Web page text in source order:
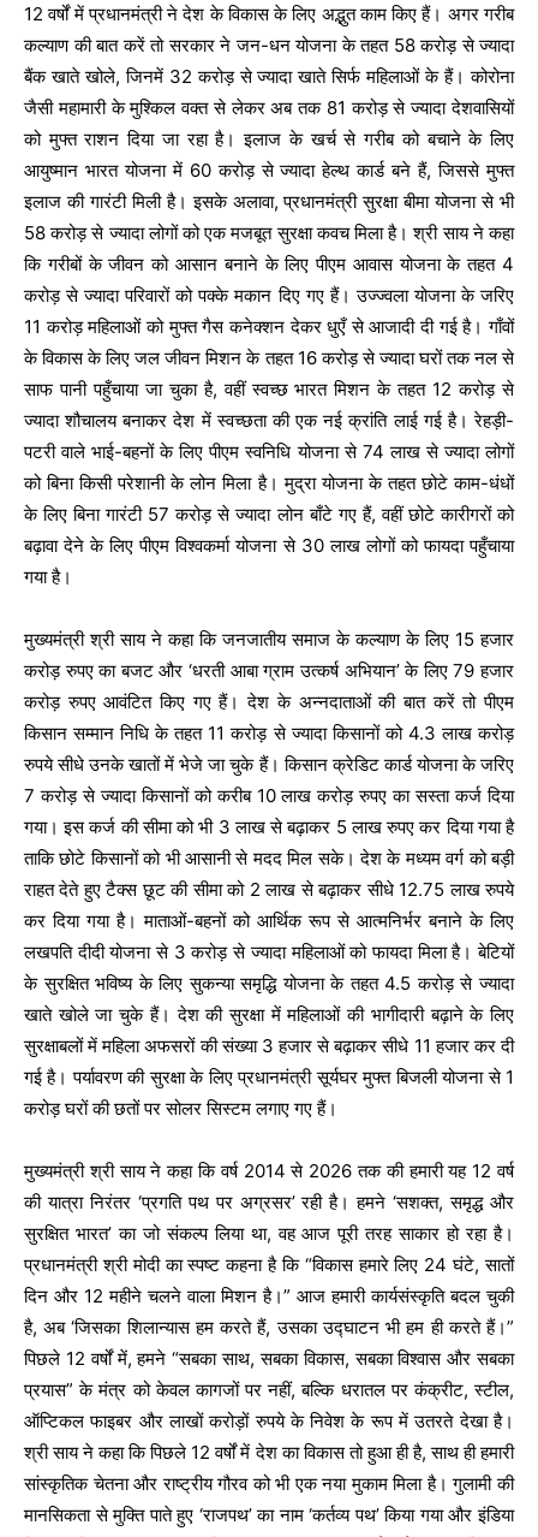
12 वर्षों में प्रधानमंत्री ने देश के विकास के लिए अद्भुत काम किए हैं। अगर गरीब
कल्याण की बात करें तो सरकार ने जन-धन योजना के तहत 58 करोड़ से ज्यादा
बैंक खाते खोले, जिनमें 32 करोड़ से ज्यादा खाते सिर्फ महिलाओं के हैं। कोरोना
जैसी महामारी के मुश्किल वक्त से लेकर अब तक 81 करोड़ से ज्यादा देशवासियों
को मुफ्त राशन दिया जा रहा है। इलाज के खर्च से गरीब को बचाने के लिए
आयुष्मान भारत योजना में 60 करोड़ से ज्यादा हेल्थ कार्ड बने हैं, जिससे मुफ्त
इलाज की गारंटी मिली है। इसके अलावा, प्रधानमंत्री सुरक्षा बीमा योजना से भी
58 करोड़ से ज्यादा लोगों को एक मजबूत सुरक्षा कवच मिला है। श्री साय ने कहा
कि गरीबों के जीवन को आसान बनाने के लिए पीएम आवास योजना के तहत 4
करोड़ से ज्यादा परिवारों को पक्के मकान दिए गए हैं। उज्ज्वला योजना के जरिए
11 करोड़ महिलाओं को मुफ्त गैस कनेक्शन देकर धुएँ से आजादी दी गई है। गाँवों
के विकास के लिए जल जीवन मिशन के तहत 16 करोड़ से ज्यादा घरों तक नल से
साफ पानी पहुँचाया जा चुका है, वहीं स्वच्छ भारत मिशन के तहत 12 करोड़ से
ज्यादा शौचालय बनाकर देश में स्वच्छता की एक नई क्रांति लाई गई है। रेहड़ी-
पटरी वाले भाई-बहनों के लिए पीएम स्वनिधि योजना से 74 लाख से ज्यादा लोगों
को बिना किसी परेशानी के लोन मिला है। मुद्रा योजना के तहत छोटे काम-धंधों
के लिए बिना गारंटी 57 करोड़ से ज्यादा लोन बाँटे गए हैं, वहीं छोटे कारीगरों को
बढ़ावा देने के लिए पीएम विश्वकर्मा योजना से 30 लाख लोगों को फायदा पहुँचाया
गया है।
मुख्यमंत्री श्री साय ने कहा कि जनजातीय समाज के कल्याण के लिए 15 हजार
करोड़ रुपए का बजट और ‘धरती आबा ग्राम उत्कर्ष अभियान’ के लिए 79 हजार
करोड़ रुपए आवंटित किए गए हैं। देश के अन्नदाताओं की बात करें तो पीएम
किसान सम्मान निधि के तहत 11 करोड़ से ज्यादा किसानों को 4.3 लाख करोड़
रुपये सीधे उनके खातों में भेजे जा चुके हैं। किसान क्रेडिट कार्ड योजना के जरिए
7 करोड़ से ज्यादा किसानों को करीब 10 लाख करोड़ रुपए का सस्ता कर्ज दिया
गया। इस कर्ज की सीमा को भी 3 लाख से बढ़ाकर 5 लाख रुपए कर दिया गया है
ताकि छोटे किसानों को भी आसानी से मदद मिल सके। देश के मध्यम वर्ग को बड़ी
राहत देते हुए टैक्स छूट की सीमा को 2 लाख से बढ़ाकर सीधे 12.75 लाख रुपये
कर दिया गया है। माताओं-बहनों को आर्थिक रूप से आत्मनिर्भर बनाने के लिए
लखपति दीदी योजना से 3 करोड़ से ज्यादा महिलाओं को फायदा मिला है। बेटियों
के सुरक्षित भविष्य के लिए सुकन्या समृद्धि योजना के तहत 4.5 करोड़ से ज्यादा
खाते खोले जा चुके हैं। देश की सुरक्षा में महिलाओं की भागीदारी बढ़ाने के लिए
सुरक्षाबलों में महिला अफसरों की संख्या 3 हजार से बढ़ाकर सीधे 11 हजार कर दी
गई है। पर्यावरण की सुरक्षा के लिए प्रधानमंत्री सूर्यघर मुफ्त बिजली योजना से 1
करोड़ घरों की छतों पर सोलर सिस्टम लगाए गए हैं।
मुख्यमंत्री श्री साय ने कहा कि वर्ष 2014 से 2026 तक की हमारी यह 12 वर्ष
की यात्रा निरंतर ‘प्रगति पथ पर अग्रसर’ रही है। हमने ‘सशक्त, समृद्ध और
सुरक्षित भारत’ का जो संकल्प लिया था, वह आज पूरी तरह साकार हो रहा है।
प्रधानमंत्री श्री मोदी का स्पष्ट कहना है कि “विकास हमारे लिए 24 घंटे, सातों
दिन और 12 महीने चलने वाला मिशन है।” आज हमारी कार्यसंस्कृति बदल चुकी
है, अब ‘जिसका शिलान्यास हम करते हैं, उसका उद्घाटन भी हम ही करते हैं।”
पिछले 12 वर्षों में, हमने “सबका साथ, सबका विकास, सबका विश्वास और सबका
प्रयास” के मंत्र को केवल कागजों पर नहीं, बल्कि धरातल पर कंक्रीट, स्टील,
ऑप्टिकल फाइबर और लाखों करोड़ों रुपये के निवेश के रूप में उतरते देखा है।
श्री साय ने कहा कि पिछले 12 वर्षों में देश का विकास तो हुआ ही है, साथ ही हमारी
सांस्कृतिक चेतना और राष्ट्रीय गौरव को भी एक नया मुकाम मिला है। गुलामी की
मानसिकता से मुक्ति पाते हुए ‘राजपथ’ का नाम ‘कर्तव्य पथ’ किया गया और इंडिया